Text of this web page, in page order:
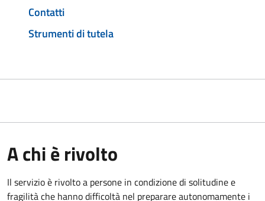
Contatti
Strumenti di tutela
A chi è rivolto
Il servizio è rivolto a persone in condizione di solitudine e
fragilità che hanno difficoltà nel preparare autonomamente i